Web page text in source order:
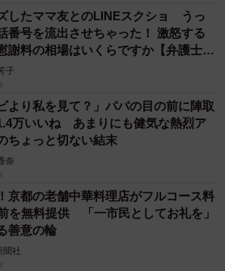
したママ友とのLINEスクショ うっ
番号を流出させちゃった！ 激怒する
料の相場はいくらですか【弁護士が
子
より私を見て？」パパの目の前に陣取
万いいね あまりにも健気な熱烈ア
ちょっと切ない結末
奈
京都の老舗中華料理店がフルコース料
を無料提供 「一市民としてお礼を」
善意の輪
聞社